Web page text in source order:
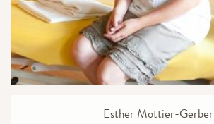
Esther Mottier-Gerber